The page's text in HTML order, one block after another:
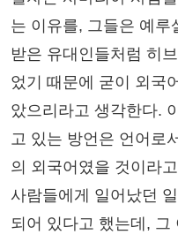
는 이유를, 그들은 예루
받은 유대인들처럼 히
었기 때문에 굳이 외국
았으리라고 생각한다.
고 있는 방언은 언어로
의 외국어였을 것이라
사람들에게 일어났던
되어 있다고 했는데, 그